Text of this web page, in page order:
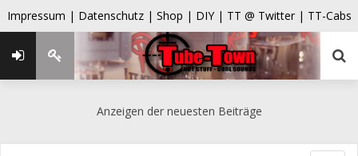
Impressum | Datenschutz | Shop | DIY | TT @ Twitter | TT-Cabs
Anzeigen der neuesten Beiträge